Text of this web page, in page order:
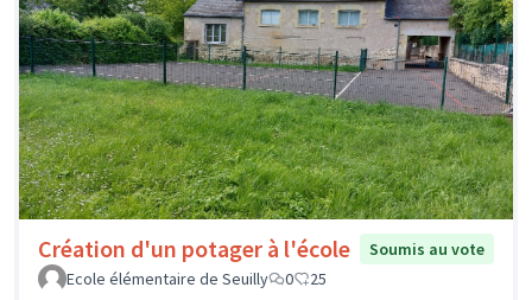
Création d'un potager à l'école
Soumis au vote
Ecole élémentaire de Seuilly
0 25